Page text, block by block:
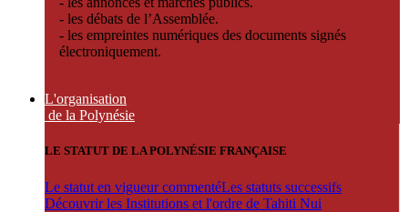
- les débats de l’Assemblée.
- les empreintes numériques des documents signés
électroniquement.
L'organisation
de la Polynésie
LE STATUT DE LA POLYNÉSIE FRANÇAISE
Le statut en vigueur commentéLes statuts successifs
Découvrir les Institutions et l'ordre de Tahiti Nui